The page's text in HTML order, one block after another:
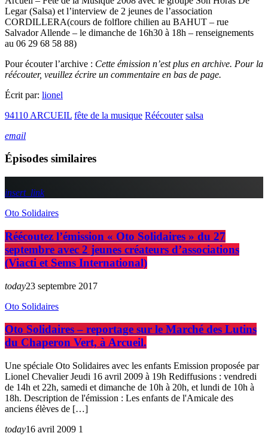
Legar (Salsa) et l’interview de 2 jeunes de l’association
CORDILLERA(cours de folflore chilien au BAHUT – rue
Salvador Allende – le dimanche de 16h30 à 18h – renseignements
au 06 29 68 58 88)
Pour écouter l’archive : Cette émission n’est plus en archive. Pour la
réécouter, veuillez écrire un commentaire en bas de page.
Écrit par: lionel
94110 ARCUEIL fête de la musique Réécouter salsa
email
Épisodes similaires
insert_link
Oto Solidaires
Réécoutez l’émission « Oto Solidaires » du 27
septembre avec 2 jeunes créateurs d’associations
(Viacti et Sems International)
today23 septembre 2017
Oto Solidaires
Oto Solidaires – reportage sur le Marché des Lutins
du Chaperon Vert, à Arcueil.
Une spéciale Oto Solidaires avec les enfants Emission proposée par
Lionel Chevalier Jeudi 16 avril 2009 à 19h Rediffusions : vendredi
de 14h et 22h, samedi et dimanche de 10h à 20h, et lundi de 10h à
18h. Description de l'émission : Les enfants de l'Amicale des
anciens élèves de […]
today16 avril 2009 1